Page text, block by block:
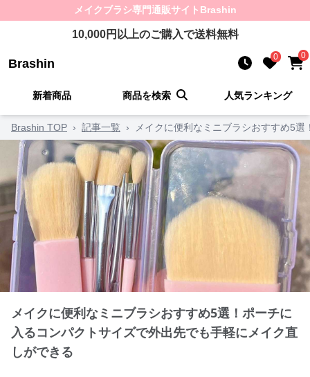
メイクブラシ専門通販サイト Brashin
10,000円以上のご購入で送料無料
Brashin 0 0
新着商品 商品を検索 人気ランキング
Brashin TOP › 記事一覧 › メイクに便利なミニブラシおすすめ5
メイクに便利なミニブラシおすすめ5選！ポーチに
入るコンパクトサイズで外出先でも手軽にメイク直
しができる